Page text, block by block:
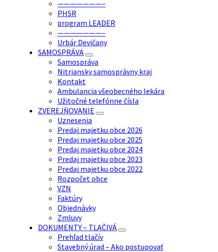
———————–
PHSR
program LEADER
———————–
Urbár Devičany
SAMOSPRÁVA
Samospráva
Nitriansky samosprávny kraj
Kontakt
Ambulancia všeobecného lekára
Užitočné telefónne čísla
ZVEREJŇOVANIE
Uznesenia
Predaj majetku obce 2026
Predaj majetku obce 2025
Predaj majetku obce 2024
Predaj majetku obce 2023
Predaj majetku obce 2022
Rozpočet obce
VZN
Faktúry
Objednávky
Zmluvy
DOKUMENTY – TLAČIVÁ
Prehľad tlačív
Stavebný úrad – Ako postupovať